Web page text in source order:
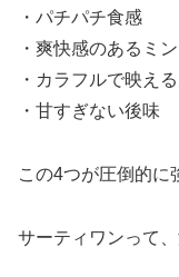
・パチパチ食感
・爽快感のあるミ
・カラフルで映え
・甘すぎない後味
この4つが圧倒的に
サーティワンって